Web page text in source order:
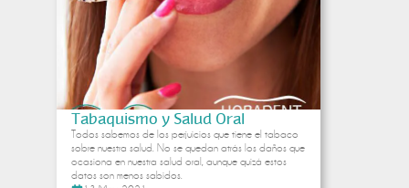
Tabaquismo y Salud Oral
Todos sabemos de los perjuicios que tiene el tabaco
sobre nuestra salud. No se quedan atrás los daños que
ocasiona en nuestra salud oral, aunque quizá estos
datos son menos sabidos.